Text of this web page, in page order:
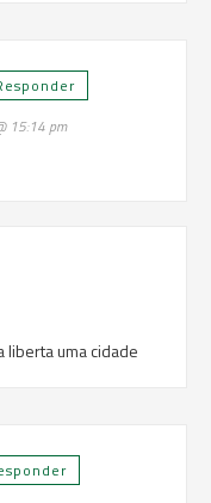
15:14 pm
liberta uma cidade